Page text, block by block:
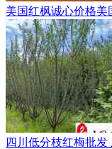
美国红枫诚心价格美
四川低分枝红梅批